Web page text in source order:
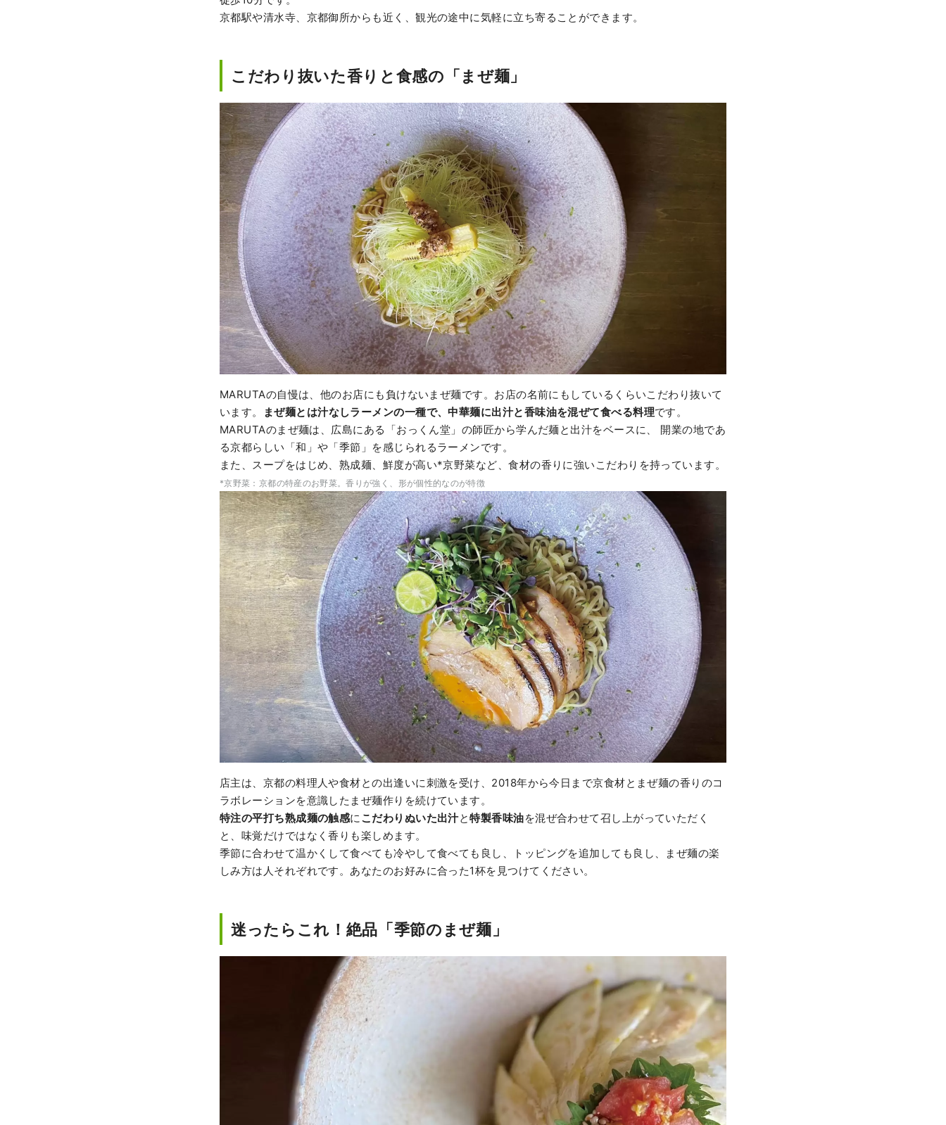
京都駅や清水寺、京都御所からも近く、観光の途中に気軽に立ち寄ることができます。
こだわり抜いた香りと食感の「まぜ麺」
MARUTAの自慢は、他のお店にも負けないまぜ麺です。お店の名前にもしているくらいこだわり抜いて
います。
まぜ麺とは汁なしラーメンの一種で、中華麺に出汁と香味油を混ぜて食べる料理です。
MARUTAのまぜ麺は、広島にある「おっくん堂」の師匠から学んだ麺と出汁をベースに、 開業の地であ
る京都らしい「和」や「季節」を感じられるラーメンです。
また、スープをはじめ、熟成麺、鮮度が高い*京野菜など、食材の香りに強いこだわりを持っています。
*京野菜：京都の特産のお野菜。香りが強く、形が個性的なのが特徴
店主は、京都の料理人や食材との出逢いに刺激を受け、2018年から今日まで京食材とまぜ麺の香りのコ
ラボレーションを意識したまぜ麺作りを続けています。
特注の平打ち熟成麺の触感にこだわりぬいた出汁と特製香味油を混ぜ合わせて召し上がっていただく
と、味覚だけではなく香りも楽しめます。
季節に合わせて温かくして食べても冷やして食べても良し、トッピングを追加しても良し、まぜ麺の楽
しみ方は人それぞれです。あなたのお好みに合った1杯を見つけてください。
迷ったらこれ！絶品「季節のまぜ麺」